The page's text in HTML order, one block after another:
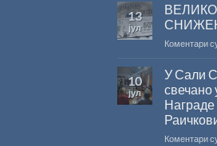
13
јул
Коментари
10
јул
У Сали
свечано
Награде
Коментари